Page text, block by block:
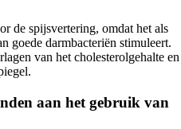
de spijsvertering, omdat het als
goede darmbacteriën stimuleert.
van het cholesterolgehalte en
aan het gebruik van